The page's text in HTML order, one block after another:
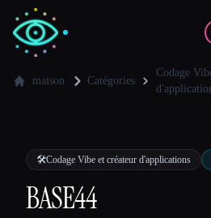
💻Développeurs
maison Catégories
Codage
🛠️Codage Vibe et créateur d'applications
BASE44